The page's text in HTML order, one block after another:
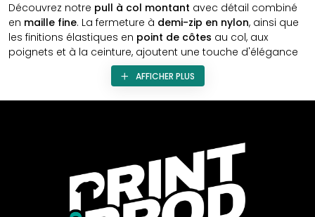
Découvrez notre pull à col montant avec détail combiné
en maille fine. La fermeture à demi-zip en nylon, ainsi que
les finitions élastiques en point de côtes au col, aux
poignets et à la ceinture, ajoutent une touche d'élégance
et de confort à cette pièce.
saisons, cette texture délicate offre une élégance
décontractée au quotidien.
Fermeture à Demi-Zip en Nylon
AFFICHER PLUS